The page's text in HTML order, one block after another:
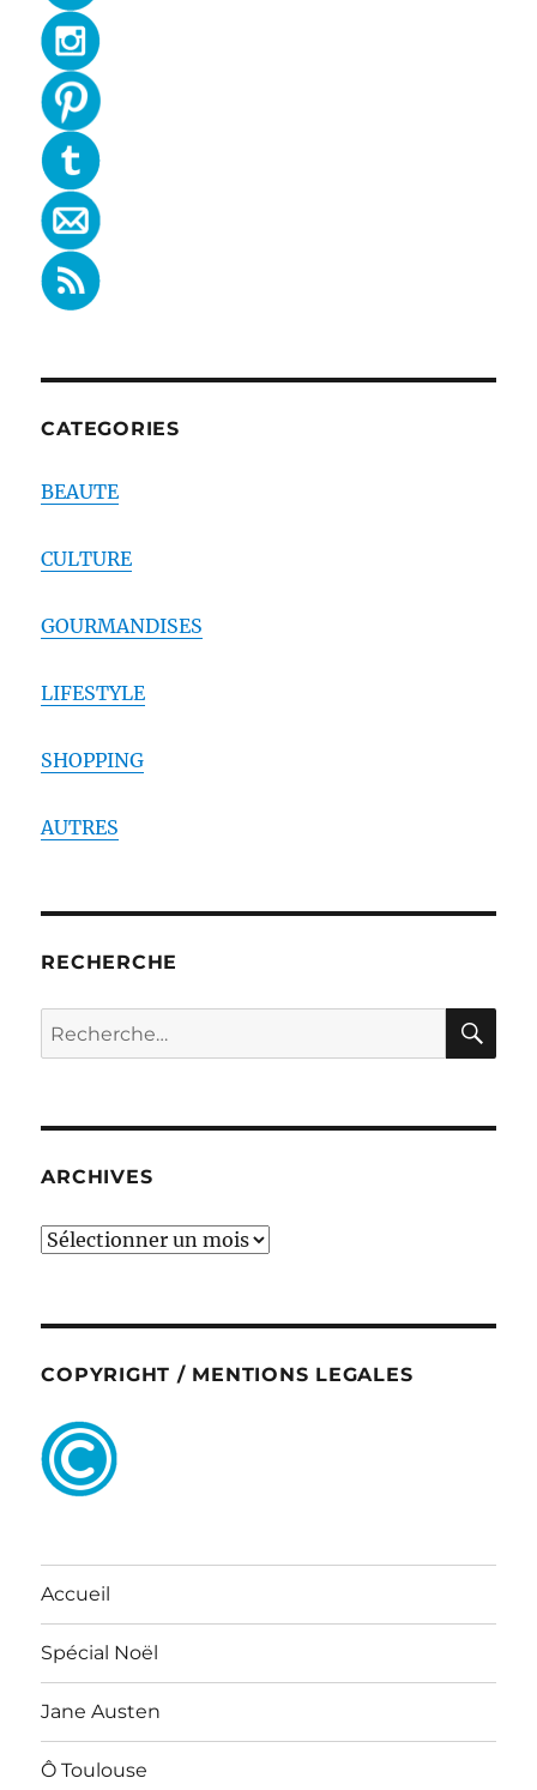
CATEGORIES
BEAUTE
CULTURE
GOURMANDISES
LIFESTYLE
SHOPPING
AUTRES
RECHERCHE
Recherche
pour :
ARCHIVES
ARCHIVES
COPYRIGHT / MENTIONS LEGALES
Accueil
Spécial Noël
Jane Austen
Ô Toulouse